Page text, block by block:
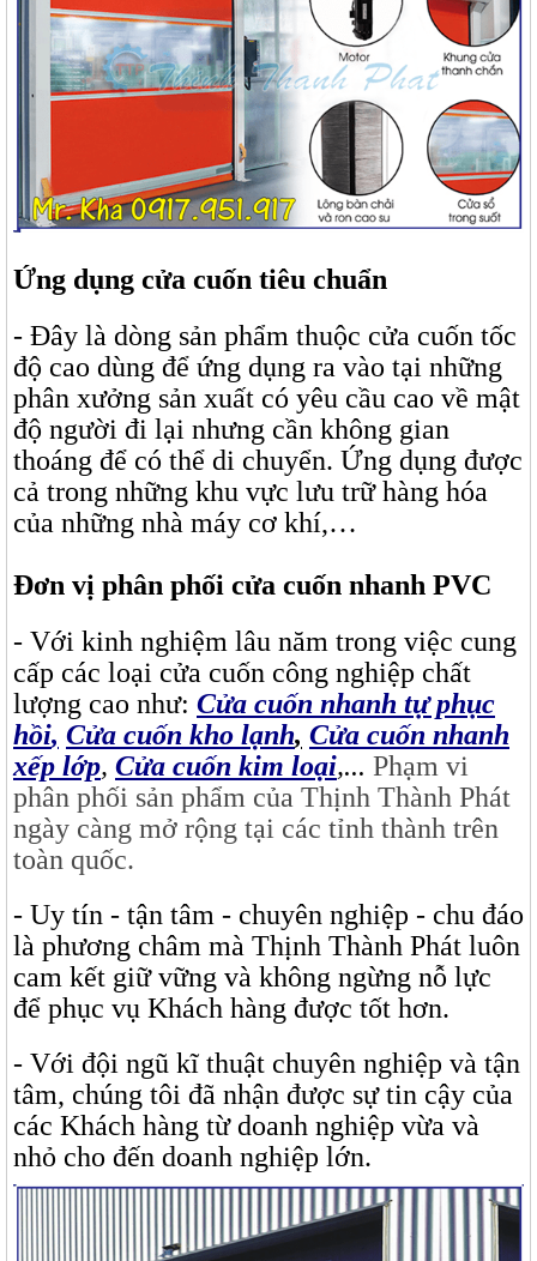
Ứng dụng cửa cuốn tiêu chuẩn
- Đây là dòng sản phẩm thuộc cửa cuốn tốc
độ cao dùng để ứng dụng ra vào tại những
phân xưởng sản xuất có yêu cầu cao về mật
độ người đi lại nhưng cần không gian
thoáng để có thể di chuyển. Ứng dụng được
cả trong những khu vực lưu trữ hàng hóa
của những nhà máy cơ khí,…
Đơn vị phân phối cửa cuốn nhanh PVC
- Với kinh nghiệm lâu năm trong việc cung
cấp các loại cửa cuốn công nghiệp chất
lượng cao như: Cửa cuốn nhanh tự phục
hồi, Cửa cuốn kho lạnh, Cửa cuốn nhanh
xếp lớp, Cửa cuốn kim loại,... Phạm vi
phân phối sản phẩm của Thịnh Thành Phát
ngày càng mở rộng tại các tỉnh thành trên
toàn quốc.
- Uy tín - tận tâm - chuyên nghiệp - chu đáo
là phương châm mà Thịnh Thành Phát luôn
cam kết giữ vững và không ngừng nỗ lực
để phục vụ Khách hàng được tốt hơn.
- Với đội ngũ kĩ thuật chuyên nghiệp và tận
tâm, chúng tôi đã nhận được sự tin cậy của
các Khách hàng từ doanh nghiệp vừa và
nhỏ cho đến doanh nghiệp lớn.